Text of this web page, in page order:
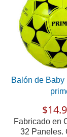
Balón de Baby
Fabricado en
32 Paneles.